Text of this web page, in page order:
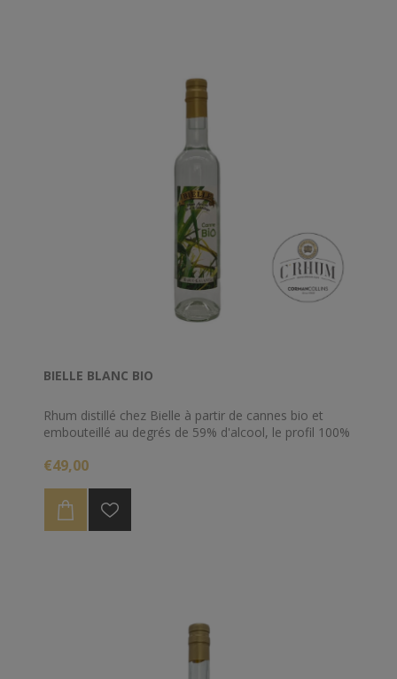
BIELLE BLANC BIO
Rhum distillé chez Bielle à partir de cannes bio et
embouteillé au degrés de 59% d'alcool, le profil 100%
€49,00